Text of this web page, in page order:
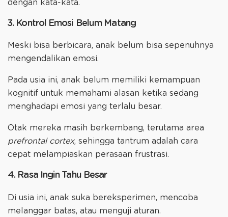
dengan kata-kata.
3. Kontrol Emosi Belum Matang
Meski bisa berbicara, anak belum bisa sepenuhnya
mengendalikan emosi.
Pada usia ini, anak belum memiliki kemampuan
kognitif untuk memahami alasan ketika sedang
menghadapi emosi yang terlalu besar.
Otak mereka masih berkembang, terutama area
prefrontal cortex, sehingga tantrum adalah cara
cepat melampiaskan perasaan frustrasi.
4. Rasa Ingin Tahu Besar
Di usia ini, anak suka bereksperimen, mencoba
melanggar batas, atau menguji aturan.